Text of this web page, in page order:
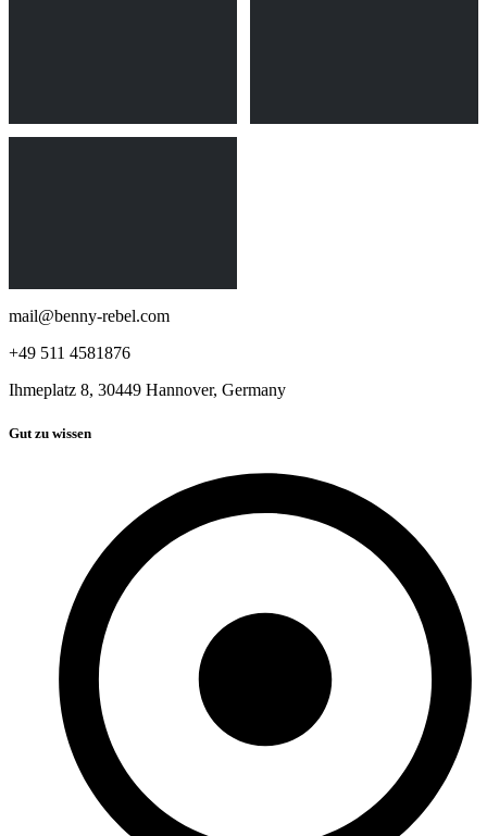
mail@benny-rebel.com
+49 511 4581876
Ihmeplatz 8, 30449 Hannover, Germany
Gut zu wissen